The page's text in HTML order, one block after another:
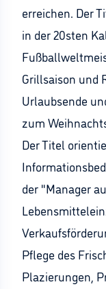
erreichen. Der
in der 20sten
Grillsaison und
Urlaubsende
zum
Der Titel
der "Manager
Pflege des
Plazierungen,